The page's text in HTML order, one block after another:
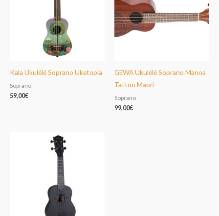
Kala Ukulélé Soprano Uketopia
Soprano
59,00€
GEWA Ukulélé Soprano Manoa
Tattoo Maori
Soprano
99,00€